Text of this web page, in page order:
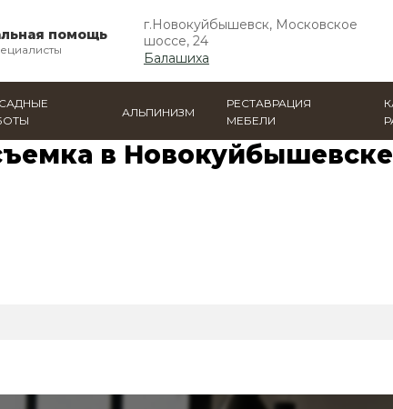
помощь
г.Новокуйбышевск, Московское
шоссе, 24
Балашиха
АЛЬПИНИЗМ
РЕСТАВРАЦИЯ
МЕБЕЛИ
в Новокуйбышевске